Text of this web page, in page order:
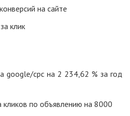
на сайте
клик
google/cpc на 2 234,62 % за год
кликов по объявлению на 8000